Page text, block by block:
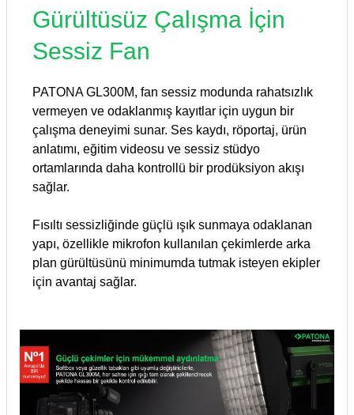
Gürültüsüz Çalışma İçin
Sessiz Fan
PATONA GL300M, fan sessiz modunda rahatsızlık
vermeyen ve odaklanmış kayıtlar için uygun bir
çalışma deneyimi sunar. Ses kaydı, röportaj, ürün
anlatımı, eğitim videosu ve sessiz stüdyo
ortamlarında daha kontrollü bir prodüksiyon akışı
sağlar.
Fısıltı sessizliğinde güçlü ışık sunmaya odaklanan
yapı, özellikle mikrofon kullanılan çekimlerde arka
plan gürültüsünü minimumda tutmak isteyen ekipler
için avantaj sağlar.